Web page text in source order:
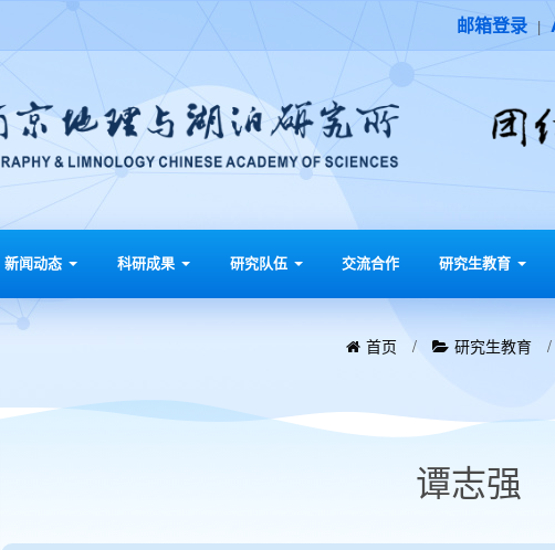
邮箱登录 |
新闻动态 科研成果 研究队伍 交流合作 研究生教育
首页 / 研究生教育 /
谭志强